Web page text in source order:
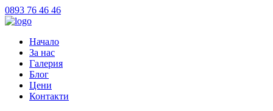
0893 76 46 46
Начало
За нас
Галерия
Блог
Цени
Контакти